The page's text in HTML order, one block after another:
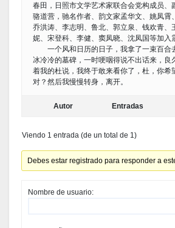
春田，日照市文学艺术家联合会党构成员、
骆道营，驰名作者、韵文家孟华文、姚凤霄
乔洪涛、李志明、鲁北、郭立泉、钱欢青、
妮、宋登科、李健、窦凤晓、沈凤国等加入
一个风和日历的日子，我拿了一束百合
冰冷冷的墓碑，一时哽咽得说不出话来，良
着我的杜说，我终于敢来看你了，杜，你希
对？然后我慢慢转身，离开。
Autor Entradas
Viendo 1 entrada (de un total de 1)
Debes estar registrado para responder a
Nombre de usuario: